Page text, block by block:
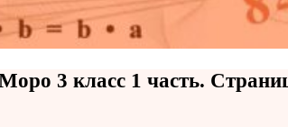
3 класс 1 часть.